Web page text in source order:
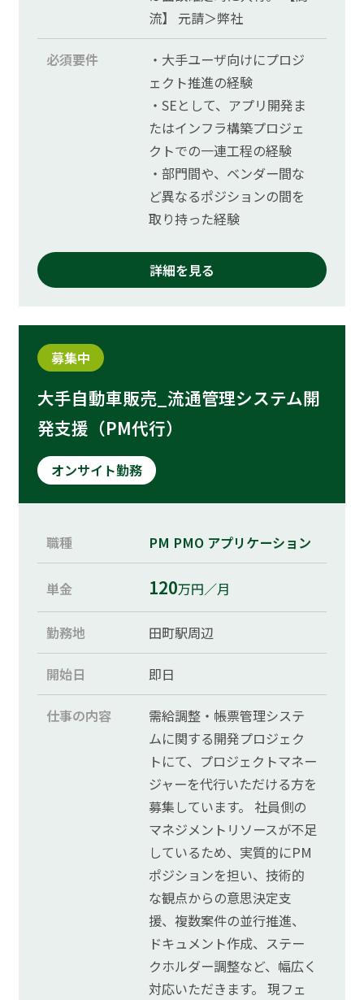
流】 元請＞弊社
必須要件
・大手ユーザ向けにプロジ
ェクト推進の経験
・SEとして、アプリ開発ま
たはインフラ構築プロジェ
クトでの一連工程の経験
・部門間や、ベンダー間な
ど異なるポジションの間を
取り持った経験
詳細を見る
募集中
大手自動車販売_流通管理システム開
発支援（PM代行）
オンサイト勤務
職種 PM PMO アプリケーション
単金 120万円／月
勤務地 田町駅周辺
開始日 即日
仕事の内容
需給調整・帳票管理システ
ムに関する開発プロジェク
トにて、プロジェクトマネー
ジャーを代行いただける方を
募集しています。 社員側の
マネジメントリソースが不足
しているため、実質的にPM
ポジションを担い、技術的
な観点からの意思決定支
援、複数案件の並行推進、
ドキュメント作成、ステー
クホルダー調整など、幅広く
対応いただきます。 現フェ